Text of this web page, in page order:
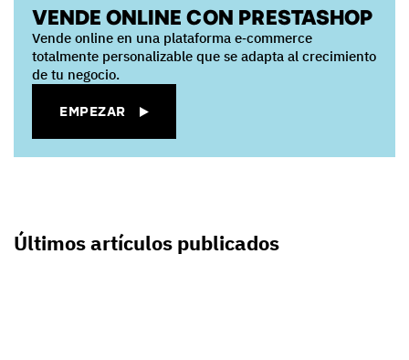
VENDE ONLINE CON PRESTASHOP
Vende online en una plataforma e‑commerce
totalmente personalizable que se adapta al crecimiento
de tu negocio.
EMPEZAR
Últimos artículos publicados